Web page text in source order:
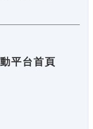
平台首頁